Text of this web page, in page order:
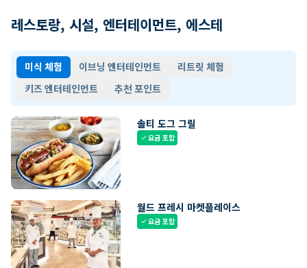
레스토랑, 시설, 엔터테이먼트, 에스테
미식 체험 이브닝 엔터테인먼트
리트릿 체험
키즈 엔터테인먼트
추천 포인트
솔티 도그 그릴
check요금 포함
월드 프레시 마켓플레이스
check요금 포함